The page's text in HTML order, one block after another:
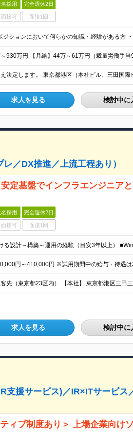
採用 完全週休2日
接可 面接1回
求人を見る 検討中に
／DX推進／上流工程あり）
定基盤でインフラエンジニア
採用 完全週休2日
接可 面接1回
求人を見る 検討中に
支援サービス)／IR×ITサービス
ィブ制度あり＞ 上場企業向け